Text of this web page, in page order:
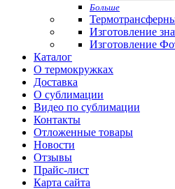
Больше
Изготовление
Изготовление
Каталог
О термокружках
Доставка
О сублимации
Видео по сублимации
Контакты
Отложенные товары
Новости
Отзывы
Прайс-лист
Карта сайта